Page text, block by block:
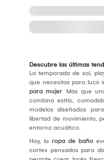
Descubre las últimas
La temporada de sol,
que necesitas para lucir
para mujer. Más que
combina estilo,
modelos diseñados
libertad de movimiento,
entorno acuático.
Hoy, la ropa de baño
cortes pensados para